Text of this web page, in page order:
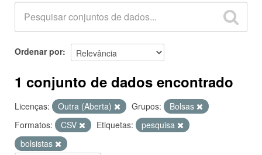
Grupos
Sobre
Ordenar por
1 conjunto de dados encontrado
Licenças: Outra (Aberta) Grupos:
Bolsas
Formatos:
CSV Etiquetas:
pesquisa
bolsistas